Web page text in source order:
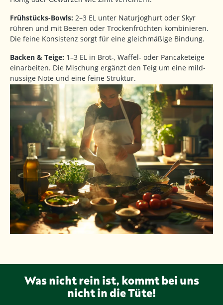
Frühstücks-Bowls: 2–3 EL unter Naturjoghurt oder Skyr
rühren und mit Beeren oder Trockenfrüchten kombinieren.
Die feine Konsistenz sorgt für eine gleichmäßige Bindung.
Backen & Teige: 1–3 EL in Brot-, Waffel- oder Pancaketeige
einarbeiten. Die Mischung ergänzt den Teig um eine mild-
nussige Note und eine feine Struktur.
Was nicht rein ist, kommt bei uns
nicht in die Tüte!